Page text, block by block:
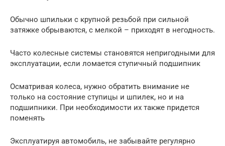
Обычно шпильки с крупной резьбой при сильной
затяжке обрываются, с мелкой – приходят в негодность.
Часто колесные системы становятся непригодными для
эксплуатации, если ломается ступичный подшипник
Осматривая колеса, нужно обратить внимание не
только на состояние ступицы и шпилек, но и на
подшипники. При необходимости их также придется
поменять
Эксплуатируя автомобиль, не забывайте регулярно